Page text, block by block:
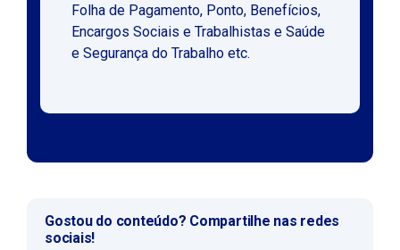
Folha de Pagamento, Ponto, Benefícios,
Encargos Sociais e Trabalhistas e Saúde
e Segurança do Trabalho etc.
Gostou do conteúdo? Compartilhe nas redes
sociais!